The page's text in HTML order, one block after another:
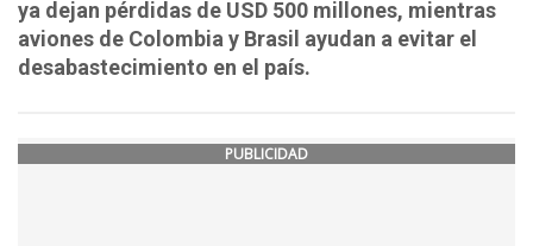
ya dejan pérdidas de USD 500 millones, mientras
aviones de Colombia y Brasil ayudan a evitar el
desabastecimiento en el país.
PUBLICIDAD